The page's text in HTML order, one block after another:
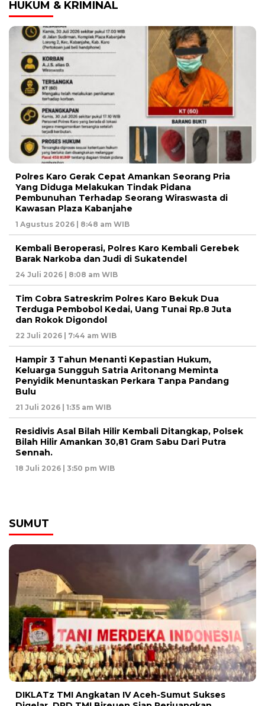
HUKUM & KRIMINAL
Polres Karo Gerak Cepat Amankan Seorang Pria
Yang Diduga Melakukan Tindak Pidana
Pembunuhan Terhadap Seorang Wiraswasta di
Kawasan Plaza Kabanjahe
1 Agustus 2026 | 8:48 am WIB
Kembali Beroperasi, Polres Karo Kembali Gerebek
Barak Narkoba dan Judi di Sukatendel
24 Juli 2026 | 8:08 am WIB
Tim Cobra Satreskrim Polres Karo Bekuk Dua
Terduga Pembobol Kedai, Uang Tunai Rp.8 Juta
dan Rokok Digondol
22 Juli 2026 | 7:44 am WIB
Hampir 3 Tahun Menanti Kepastian Hukum,
Keluarga Sungguh Satria Aritonang Meminta
Penyidik Menuntaskan Perkara Tanpa Pandang
Bulu
21 Juli 2026 | 1:35 am WIB
Residivis Asal Bilah Hilir Kembali Ditangkap, Polsek
Bilah Hilir Amankan 30,81 Gram Sabu Dari Putra
Sennah.
18 Juli 2026 | 3:50 pm WIB
SUMUT
DIKLATz TMI Angkatan IV Aceh-Sumut Sukses